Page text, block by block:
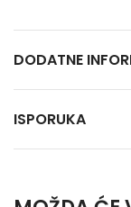
DODATNE
ISPORUKA